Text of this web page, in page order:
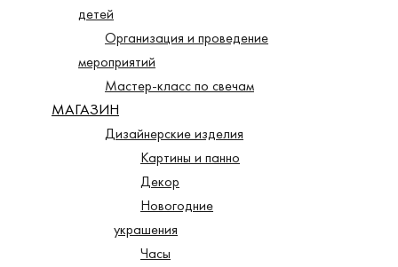
детей
Организация и проведение
мероприятий
Мастер-класс по свечам
МАГАЗИН
Дизайнерские изделия
Картины и панно
Декор
Новогодние
украшения
Часы